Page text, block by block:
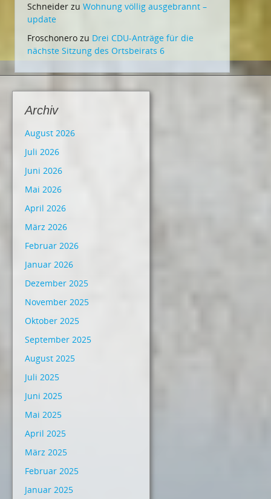
Schneider zu Wohnung völlig ausgebrannt –
update
Froschonero zu Drei CDU-Anträge für die
nächste Sitzung des Ortsbeirats 6
Archiv
August 2026
Juli 2026
Juni 2026
Mai 2026
April 2026
März 2026
Februar 2026
Januar 2026
Dezember 2025
November 2025
Oktober 2025
September 2025
August 2025
Juli 2025
Juni 2025
Mai 2025
April 2025
März 2025
Februar 2025
Januar 2025